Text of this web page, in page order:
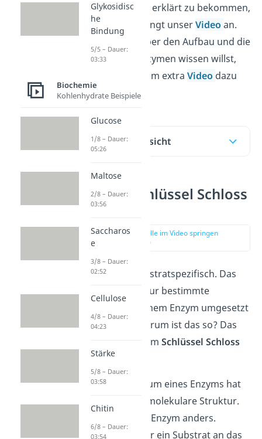
und verständlich erklärt zu bekommen,
schau dir unbedingt unserVideo an.
Falls du etwas über den Aufbau und die
Funktion von Enzymen wissen willst,
schau bei unserem extra Video dazu
vorbei!
Inhaltsübersicht
Enzyme Schlüssel Schloss
Prinzip
zur Stelle im Video springen
(00:14)
Enzyme sind substratspezifisch. Das
bedeutet, dass nur bestimmte
Substrate von einem Enzym umgesetzt
werden. Aber warum ist das so? Das
kannst du mit dem Schlüssel Schloss
Prinziperklären.
Das aktive Zentrum eines Enzyms hat
eine bestimmte molekulare Struktur.
Die ist bei jedem Enzym anders.
Deshalb kann nur ein Substrat an das
Glykosidisc
he
Bindung
5/5 – Dauer:
03:33
Biochemie
Kohlenhydrate Beispiele
Glucose
1/8 – Dauer:
05:26
Maltose
2/8 – Dauer:
03:56
Saccharos
e
3/8 – Dauer:
02:52
Cellulose
4/8 – Dauer:
04:23
Stärke
5/8 – Dauer:
03:58
Chitin
6/8 – Dauer:
03:54